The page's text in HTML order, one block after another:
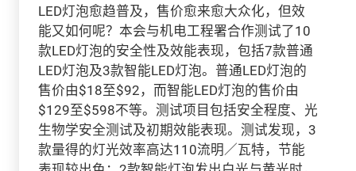
LED灯泡愈趋普及，售价愈来愈大众化，但效
能又如何呢？本会与机电工程署合作测试了10
款LED灯泡的安全性及效能表现，包括7款普通
LED灯泡及3款智能LED灯泡。普通LED灯泡的
售价由$18至$92，而智能LED灯泡的售价由
$129至$598不等。测试项目包括安全程度、光
生物学安全测试及初期效能表现。测试发现，3
款量得的灯光效率高达110流明／瓦特，节能